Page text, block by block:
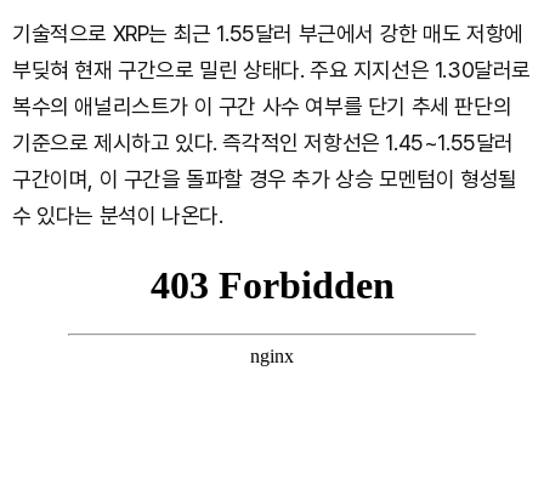
기술적으로 XRP는 최근 1.55달러 부근에서 강한 매도 저항에
부딪혀 현재 구간으로 밀린 상태다. 주요 지지선은 1.30달러로
복수의 애널리스트가 이 구간 사수 여부를 단기 추세 판단의
기준으로 제시하고 있다. 즉각적인 저항선은 1.45~1.55달러
구간이며, 이 구간을 돌파할 경우 추가 상승 모멘텀이 형성될
수 있다는 분석이 나온다.